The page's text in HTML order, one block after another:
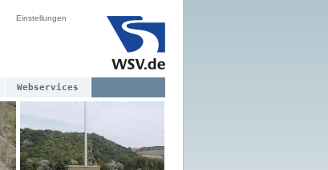
Einstellungen
Webservices